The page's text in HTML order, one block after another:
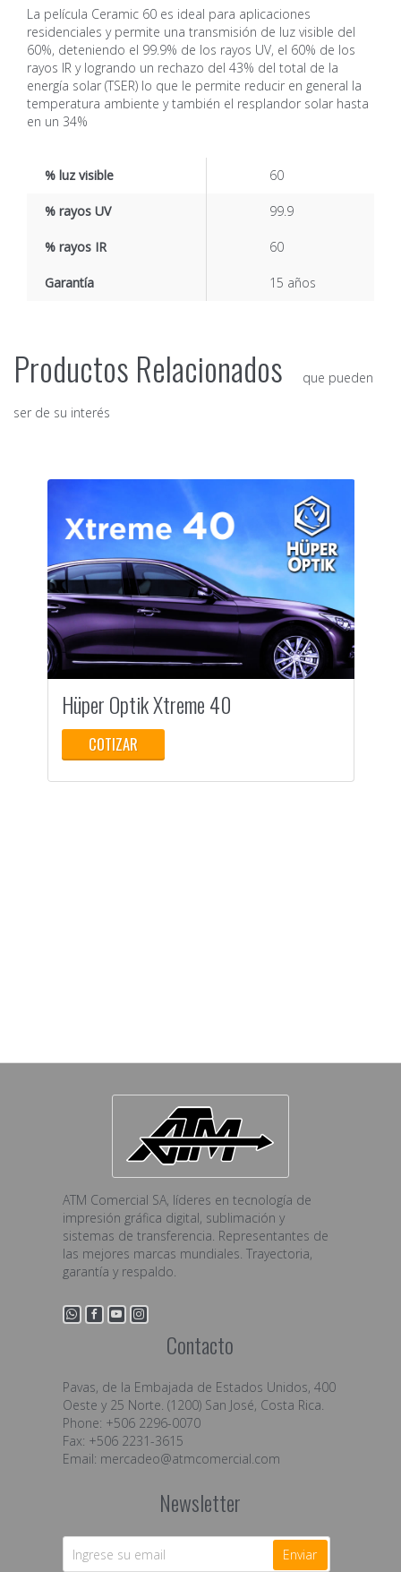
La película Ceramic 60 es ideal para aplicaciones
residenciales y permite una transmisión de luz visible del
60%, deteniendo el 99.9% de los rayos UV, el 60% de los
rayos IR y logrando un rechazo del 43% del total de la
energía solar (TSER) lo que le permite reducir en general la
temperatura ambiente y también el resplandor solar hasta
en un 34%
% luz visible 60
% rayos UV 99.9
% rayos IR 60
Garantía 15 años
Productos Relacionados que pueden
ser de su interés
Hüper Optik Xtreme 40
COTIZAR
ATM Comercial SA, líderes en tecnología de
impresión gráfica digital, sublimación y
sistemas de transferencia. Representantes de
las mejores marcas mundiales. Trayectoria,
garantía y respaldo.
Contacto
Pavas, de la Embajada de Estados Unidos, 400
Oeste y 25 Norte. (1200) San José, Costa Rica.
Phone: +506 2296-0070
Fax: +506 2231-3615
Email: mercadeo@atmcomercial.com
Newsletter
Enviar